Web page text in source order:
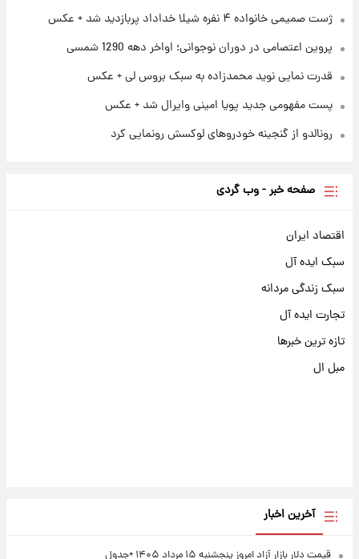
کرد ژست صمیمی خانواده ۴ نفره شیلا خداداد پربازدید شد + عکس
پروین اعتصامی در دوران نوجوانی؛ اواخر دهه 1290 شمسی
قدرت نمایی نوید محمدزاده به سبک بروس لی + عکس
پست مفهومی جدید پویا امینی وایرال شد + عکس
رونالدو از گنجینه خودروهای لوکسش رونمایی کرد
صفحه خبر - وب گردی
اقتصاد ایران
سبک ایده آل
سبک زندگی مردانه
تجارت ایده آل
تازه ترین خبرها
مبل ال
آخرین اخبار
قیمت دلار بازار آزاد امروز پنجشنبه ۱۵ مرداد ۱۴۰۵ +جدول